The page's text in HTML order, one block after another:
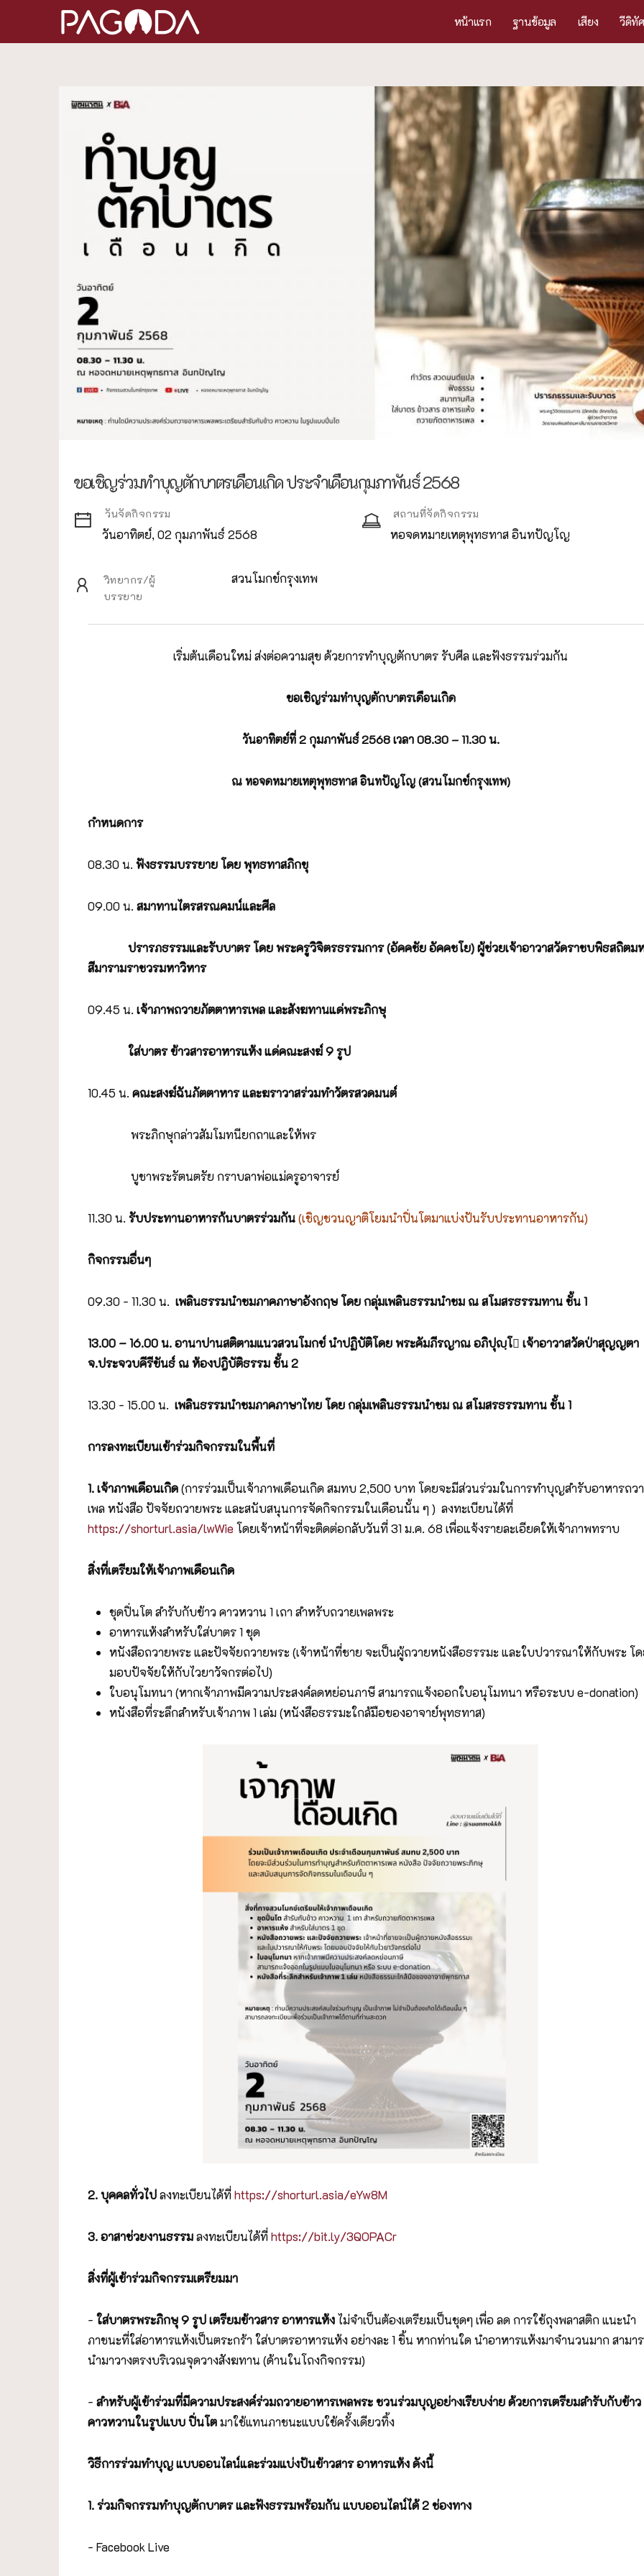
หน้าแรก ฐานข้อมูล เสียง วีดิทั
ขอเชิญร่วมทำบุญตักบาตรเดือนเกิด ประจำเดือนกุมภาพันธ์ 2568
วันจัดกิจกรรม
วันอาทิตย์, 02 กุมภาพันธ์ 2568
สถานที่จัดกิจกรรม
หอจดหมายเหตุพุทธทาส อินทปัญโญ
วิทยากร/ผู้
บรรยาย
สวนโมกข์กรุงเทพ
เริ่มต้นเดือนใหม่ ส่งต่อความสุข ด้วยการทำบุญตักบาตร รับศีล และฟังธรรมร่วมกัน
ขอเชิญร่วมทำบุญตักบาตรเดือนเกิด
วันอาทิตย์ที่2 กุมภาพันธ์ 2568 เวลา 08.30 – 11.30 น.
ณ หอจดหมายเหตุพุทธทาส อินทปัญโญ(สวนโมกข์กรุงเทพ)
กำหนดการ
08.30 น. ฟังธรรมบรรยาย โดย พุทธทาสภิกขุ
09.00 น. สมาทานไตรสรณคมน์และศีล
ปรารภธรรมและรับบาตร โดย พระครูวิจิตรธรรมการ (อัคคชัย อัคคชโย) ผู้ช่วยเจ้าอาวาสวัดราชบพิธสถิตม
สีมารามราชวรมหาวิหาร
09.45 น. เจ้าภาพถวายภัตตาหารเพล และสังฆทานแด่พระภิกษุ
ใส่บาตร ข้าวสารอาหารแห้งแด่คณะสงฆ์9 รูป
10.45 น. คณะสงฆ์ฉันภัตตาหาร และฆราวาสร่วมทำวัตรสวดมนต์
พระภิกษุกล่าวสัมโมทนียกถาและให้พร
บูชาพระรัตนตรัย กราบลาพ่อแม่ครูอาจารย์
11.30 น. รับประทานอาหารก้นบาตรร่วมกัน(เชิญชวนญาติโยมนำปิ่นโตมาแบ่งปันรับประทานอาหารกัน)
กิจกรรมอื่นๆ
09.30 - 11.30 น. เพลินธรรมนำชมภาคภาษาอังกฤษ โดย กลุ่มเพลินธรรมนำชม ณ สโมสรธรรมทาน ชั้น1
13.00 – 16.00 น. อานาปานสติตามแนวสวนโมกข์ นำปฏิบัติโดย พระคัมภีรญาณ อภิปุญฺโ เจ้าอาวาสวัดป่าสุญญตา
จ.ประจวบคีรีขันธ์ ณ ห้องปฎิบัติธรรม ชั้น 2
13.30 - 15.00 น. เพลินธรรมนำชมภาคภาษาไทย โดย กลุ่มเพลินธรรมนำชม ณ สโมสรธรรมทาน ชั้น 1
การลงทะเบียนเข้าร่วมกิจกรรมในพื้นที่
1. เจ้าภาพเดือนเกิด(การร่วมเป็นเจ้าภาพเดือนเกิด สมทบ 2,500 บาท โดยจะมีส่วนร่วมในการทำบุญสำรับอาหารถว
เพล หนังสือ ปัจจัยถวายพระ และสนับสนุนการจัดกิจกรรมในเดือนนั้น ๆ ) ลงทะเบียนได้ที่
https://shorturl.asia/lwWie โดยเจ้าหน้าที่จะติดต่อกลับวันที่ 31 ม.ค. 68 เพื่อแจ้งรายละเอียดให้เจ้าภาพทราบ
สิ่งที่เตรียมให้เจ้าภาพเดือนเกิด
ชุดปิ่นโต สำรับกับข้าว คาวหวาน 1 เถา สำหรับถวายเพลพระ
อาหารแห้งสำหรับใส่บาตร 1 ชุด
หนังสือถวายพระ และปัจจัยถวายพระ (เจ้าหน้าที่ชาย จะเป็นผู้ถวายหนังสือธรรมะ และใบปวารณาให้กับพระ โ
มอบปัจจัยให้กับไวยาวัจกรต่อไป)
ใบอนุโมทนา (หากเจ้าภาพมีความประสงค์ลดหย่อนภาษี สามารถแจ้งออกใบอนุโมทนา หรือระบบ e-donation)
หนังสือที่ระลึกสำหรับเจ้าภาพ 1 เล่ม (หนังสือธรรมะใกล้มือของอาจาย์พุทธทาส)
2. บุคคลทั่วไปลงทะเบียนได้ที่https://shorturl.asia/eYw8M
3. อาสาช่วยงานธรรมลงทะเบียนได้ที่https://bit.ly/3QOPACr
สิ่งที่ผู้เข้าร่วมกิจกรรมเตรียมมา
- ใส่บาตรพระภิกษุ 9 รูป เตรียมข้าวสาร อาหารแห้ง ไม่จำเป็นต้องเตรียมเป็นชุดๆ เพื่อ ลด การใช้ถุงพลาสติก แนะนำ
ภาชนะที่ใส่อาหารแห้งเป็นตระกร้า ใส่บาตรอาหารแห้ง อย่างละ 1 ชิ้น หากท่านใด นำอาหารแห้งมาจำนวนมาก สามา
นำมาวางตรงบริเวณจุดวางสังฆทาน (ด้านในโถงกิจกรรม)
- สำหรับผู้เข้าร่วมที่มีความประสงค์ร่วมถวายอาหารเพลพระ ชวนร่วมบุญอย่างเรียบง่ายด้วยการเตรียมสำรับกับข้าว
คาวหวานในรูปแบบ ปิ่นโตมาใช้แทนภาชนะแบบใช้ครั้งเดียวทิ้ง
วิธีการร่วมทำบุญ แบบออนไลน์และร่วมแบ่งปันข้าวสาร อาหารแห้ง ดังนี้
1. ร่วมกิจกรรมทำบุญตักบาตร และฟังธรรมพร้อมกัน แบบออนไลน์ได้ 2 ช่องทาง
- Facebook Live